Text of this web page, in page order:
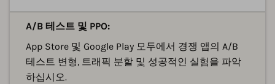
A/B 테스트 및 PPO:
App Store 및 Google Play 모두에서 경쟁 앱의 A/B
테스트 변형, 트래픽 분할 및 성공적인 실험을 파악
하십시오.